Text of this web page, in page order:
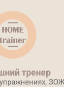
тренер